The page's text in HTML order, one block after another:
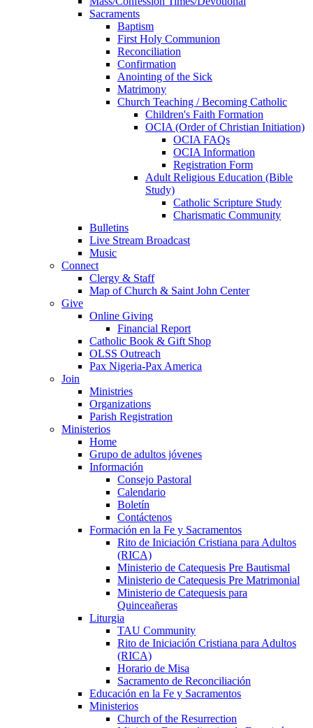
Sacraments
Baptism
First Holy Communion
Reconciliation
Confirmation
Anointing of the Sick
Matrimony
Church Teaching / Becoming Catholic
Children's Faith Formation
OCIA (Order of Christian Initiation)
OCIA FAQs
OCIA Information
Registration Form
Adult Religious Education (Bible
Study)
Catholic Scripture Study
Charismatic Community
Bulletins
Live Stream Broadcast
Music
Connect
Clergy & Staff
Map of Church & Saint John Center
Give
Online Giving
Financial Report
Catholic Book & Gift Shop
OLSS Outreach
Pax Nigeria-Pax America
Join
Ministries
Organizations
Parish Registration
Ministerios
Home
Grupo de adultos jóvenes
Información
Consejo Pastoral
Calendario
Boletín
Contáctenos
Formación en la Fe y Sacramentos
Rito de Iniciación Cristiana para Adultos
(RICA)
Ministerio de Catequesis Pre Bautismal
Ministerio de Catequesis Pre Matrimonial
Ministerio de Catequesis para
Quinceañeras
Liturgia
TAU Community
Rito de Iniciación Cristiana para Adultos
(RICA)
Horario de Misa
Sacramento de Reconciliación
Educación en la Fe y Sacramentos
Ministerios
Church of the Resurrection